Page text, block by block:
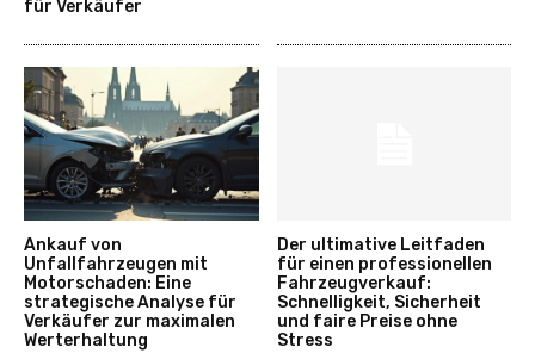
für Verkäufer
Ankauf von
Unfallfahrzeugen mit
Motorschaden: Eine
strategische Analyse für
Verkäufer zur maximalen
Werterhaltung
Der ultimative Leitfaden
für einen professionellen
Fahrzeugverkauf:
Schnelligkeit, Sicherheit
und faire Preise ohne
Stress